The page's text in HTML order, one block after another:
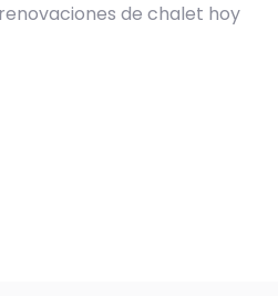
de chalet hoy